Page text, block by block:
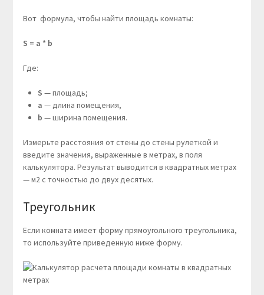
Вот формула, чтобы найти площадь комнаты:
S = a * b
Где:
S — площадь;
a — длина помещения,
b — ширина помещения.
Измерьте расстояния от стены до стены рулеткой и
введите значения, выраженные в метрах, в поля
калькулятора. Результат выводится в квадратных метрах
— м2 с точностью до двух десятых.
Треугольник
Если комната имеет форму прямоугольного треугольника,
то используйте приведенную ниже форму.